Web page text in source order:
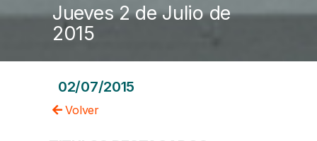
Jueves 2 de Julio de
2015
02/07/2015
Volver